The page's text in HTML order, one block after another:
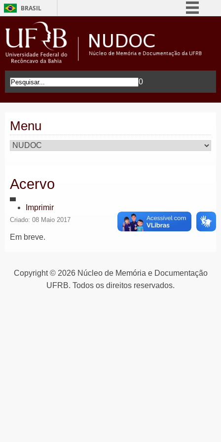
BRASIL
Comunica BR
Participe
Acesso à informação
Legislação
Canais
0
Menu
Acervo
Imprimir
Criado: 08 Maio 2017
Em breve.
Copyright © 2026 Núcleo de Memória e Documentação
UFRB. Todos os direitos reservados.